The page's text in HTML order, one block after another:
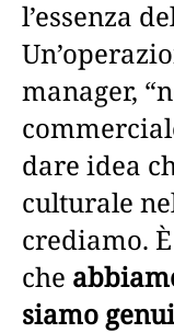
l’essenza
manager,
dare idea
culturale
crediamo.
che
siamo